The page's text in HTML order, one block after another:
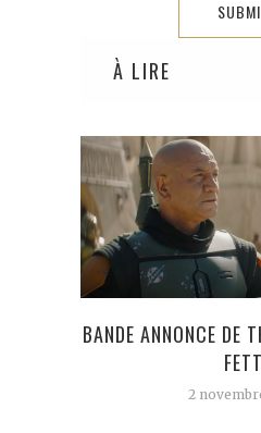
À LIRE
BANDE ANNONCE DE
FETT
2